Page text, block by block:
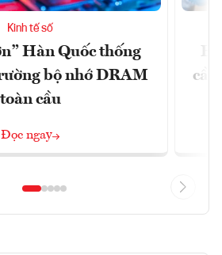
Kinh tế số
Hàn Quốc thống
bộ nhớ DRAM
toàn cầu
Đọc ngay